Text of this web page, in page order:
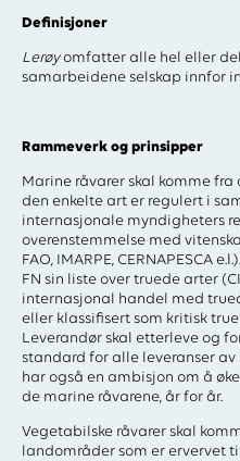
Definisjoner
Lerøyomfatter alle hel eller
samarbeidene selskap innfor
Rammeverk og prinsipper
Marine råvarer skal komme
den enkelte art er regulert i
internasjonale myndigheters
overenstemmelse med
FAO, IMARPE, CERNAPESCA
FN sin liste over truede arter
internasjonal handel med
eller klassifisert som kritisk
Leverandør skal etterleve og
standard for alle leveranser av
har også en ambisjon om å
de marine råvarene, år for år.
Vegetabilske råvarer skal
landområder som er ervervet